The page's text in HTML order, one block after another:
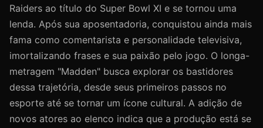
Raiders ao título do Super Bowl XI e se tornou uma
lenda. Após sua aposentadoria, conquistou ainda mais
fama como comentarista e personalidade televisiva,
imortalizando frases e sua paixão pelo jogo. O longa-
metragem "Madden" busca explorar os bastidores
dessa trajetória, desde seus primeiros passos no
esporte até se tornar um ícone cultural. A adição de
novos atores ao elenco indica que a produção está se